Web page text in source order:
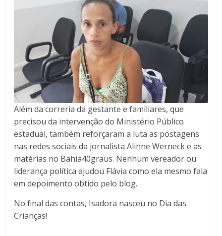
Além da correria da gestante e familiares, que
precisou da intervenção do Ministério Público
estadual, também reforçaram a luta as postagens
nas redes sociais da jornalista Alinne Werneck e as
matérias no Bahia40graus. Nenhum vereador ou
liderança política ajudou Flávia como ela mesmo fala
em depoimento obtido pelo blog.
No final das contas, Isadora nasceu no Dia das
Crianças!